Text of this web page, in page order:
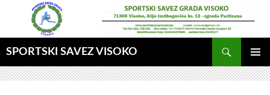
SPORTSKI SAVEZ VISOKO
GLAVNI
MENI